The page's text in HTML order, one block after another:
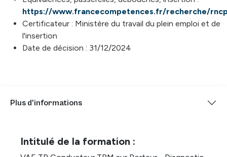
https://www.francecompetences.fr/recherche/
Certificateur : Ministère du travail du plein emploi et de
l'insertion
Date de décision : 31/12/2024
Plus d'informations
Intitulé de la formation :